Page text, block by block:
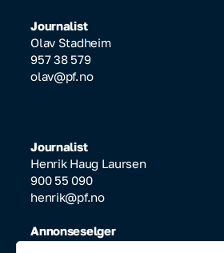
Journalist
Olav Stadheim
957 38 579
olav@pf.no
Journalist
Henrik Haug Laursen
900 55 090
henrik@pf.no
Annonseselger